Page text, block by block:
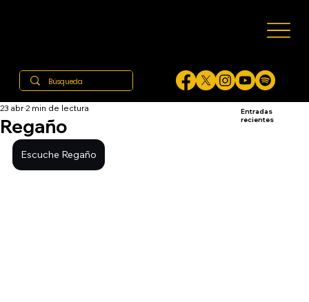
Regaño
23 abr2 min de lectura
Escuche Regaño
Entradas
recientes